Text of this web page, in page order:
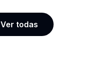
Ver todas